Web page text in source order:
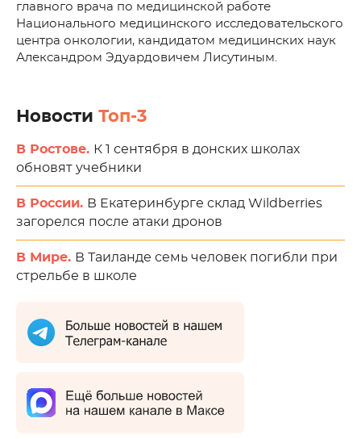
главного врача по медицинской работе
Национального медицинского исследовательского
центра онкологии, кандидатом медицинских наук
Александром Эдуардовичем Лисутиным.
Новости Топ-3
В Ростове. К 1 сентября в донских школах
обновят учебники
В России. В Екатеринбурге склад Wildberries
загорелся после атаки дронов
В Мире. В Таиланде семь человек погибли при
стрельбе в школе